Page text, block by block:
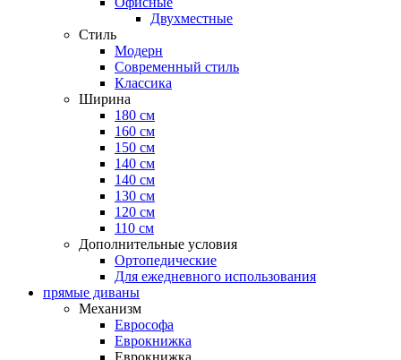
Двухместные
Стиль
Модерн
Современный стиль
Классика
Ширина
180 см
160 см
150 см
140 см
140 см
130 см
120 см
110 см
Дополнительные условия
Ортопедические
Для ежедневного использования
прямые диваны
Механизм
Еврософа
Еврокнижка